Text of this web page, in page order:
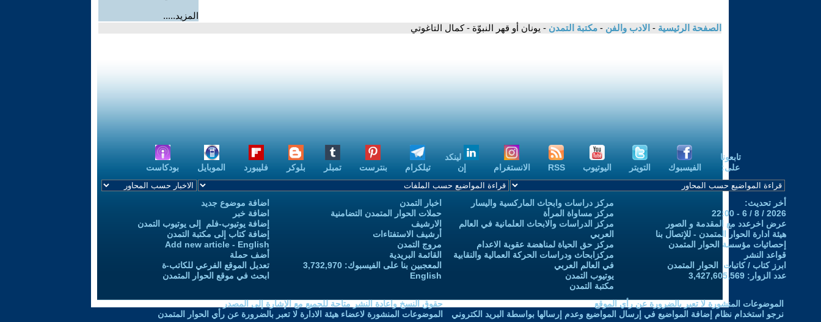
المزيد.....
الصفحة الرئيسية - الادب والفن - مكتبة التمدن - يونان أو قهر النبوّة - كمال التاغوتي
تابعونا
على:
الفيسبوك التويتر اليوتيوب RSS الانستغرام
لينكد
إن
تيلكرام بنترست تمبلر بلوكر فليبورد الموبايل بودكاست
أخر تحديث:
2026 / 8 / 6 - 22:00
عرض اخرعدد مع المقدمة و الصور
هيئة ادارة الحوار المتمدن - للإتصال بنا
إحصائيات مؤسسة الحوار المتمدن
قواعد النشر
ابرز كتاب / كاتبات الحوار المتمدن
عدد الزوار: 3,427,605,569
مركز دراسات وابحاث الماركسية واليسار
مركز مساواة المرأة
مركز الدراسات والابحاث العلمانية في العالم
العربي
مركز حق الحياة لمناهضة عقوبة الاعدام
مركزابحاث ودراسات الحركة العمالية والنقابية
في العالم العربي
يوتيوب التمدن
مكتبة التمدن
اخبار التمدن
حملات الحوار المتمدن التضامنية
الارشيف
أرشيف الاستفتاءات
مروج التمدن
القائمة البريدية
المعجبين بنا على الفيسبوك: 3,732,970
English
اضافة موضوع جديد
اضافة خبر
إضافة يوتيوب-فلم إلى يوتيوب التمدن
إضافة كتاب إلى مكتبة التمدن
Add new article - English
أضف حملة
تعديل الموقع الفرعي للكاتب-ة
ابحث في موقع الحوار المتمدن
الموضوعات المنشورة لا تعبر بالضرورة عن رأي الموقع
نرجو استخدام نظام إضافة المواضيع في إرسال المواضيع وعدم إرسالها بواسطة البريد الكتروني
حقوق النسخ واعادة النشر متاحة للجميع مع الإشارة إلى المصدر
الموضوعات المنشورة لاعضاء هيئة الادارة لا تعبر بالضرورة عن رأي الحوار المتمدن